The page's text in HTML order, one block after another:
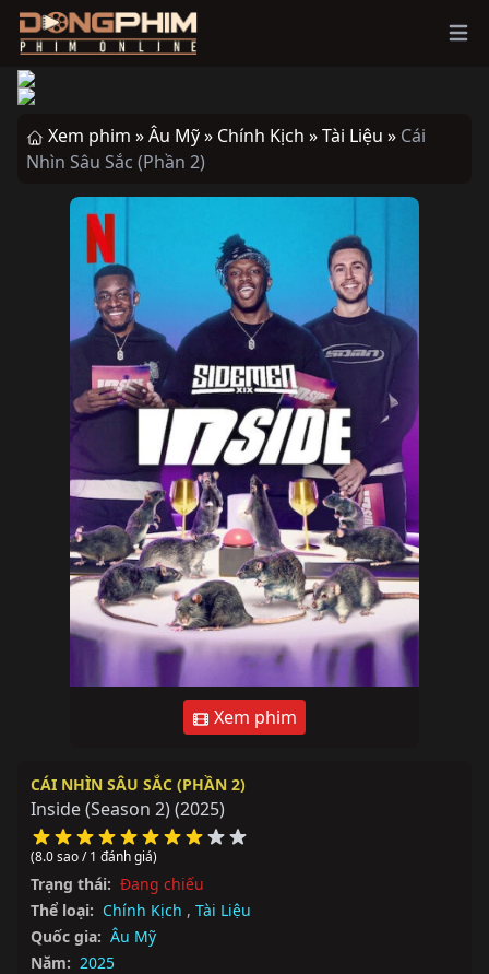
Xem phim »Âu Mỹ » Chính Kịch »Tài Liệu » Cái
Nhìn Sâu Sắc (Phần 2)
Xem phim
CÁI NHÌN SÂU SẮC (PHẦN 2)
Inside (Season 2)(2025)
(8.0 sao / 1 đánh giá)
Trạng thái: Đang chiếu
Thể loại: Chính Kịch , Tài Liệu
Quốc gia: Âu Mỹ
Năm: 2025